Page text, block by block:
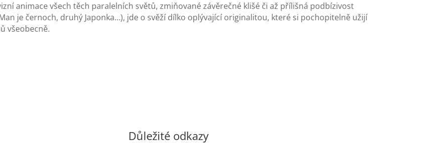
animace všech těch paralelních světů, zmiňované závěrečné klišé či až přílišná podbízivost
je černoch, druhý Japonka…), jde o svěží dílko oplývající originalitou, které si pochopitelně užijí
všeobecně.
Důležité odkazy